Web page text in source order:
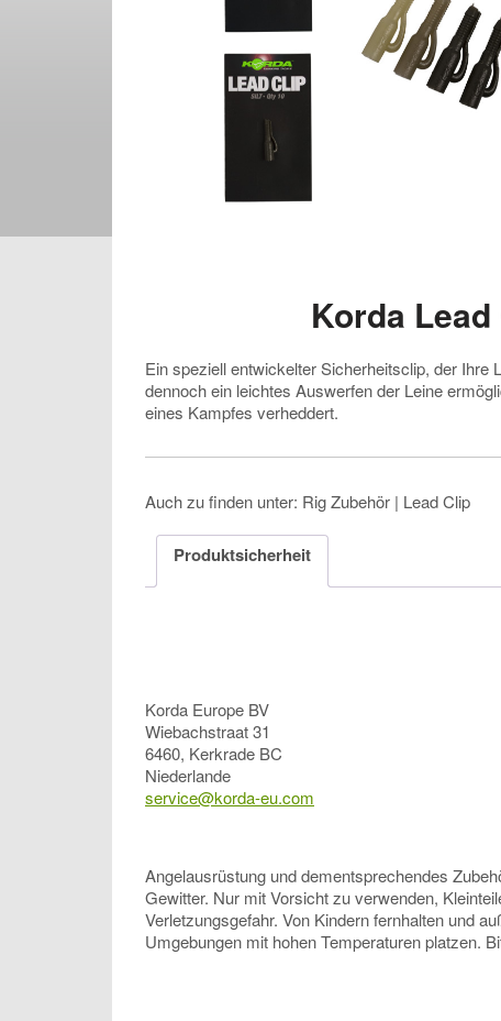
Korda
Ein speziell entwickelter Sicherheitsclip, der Ihre
dennoch ein leichtes Auswerfen der Leine
eines Kampfes verheddert.
Auch zu finden unter: Rig Zubehör | Lead Clip
Produktsicherheit
Korda Europe BV
Wiebachstraat 31
6460, Kerkrade BC
Niederlande
service@korda-eu.com
Angelausrüstung und dementsprechendes
Gewitter. Nur mit Vorsicht zu verwenden,
Verletzungsgefahr. Von Kindern fernhalten und
Umgebungen mit hohen Temperaturen platzen.